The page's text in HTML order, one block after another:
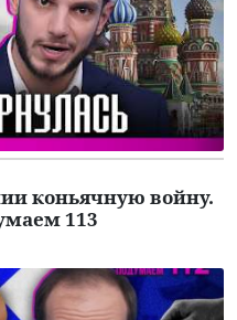
коньячную войну.
113